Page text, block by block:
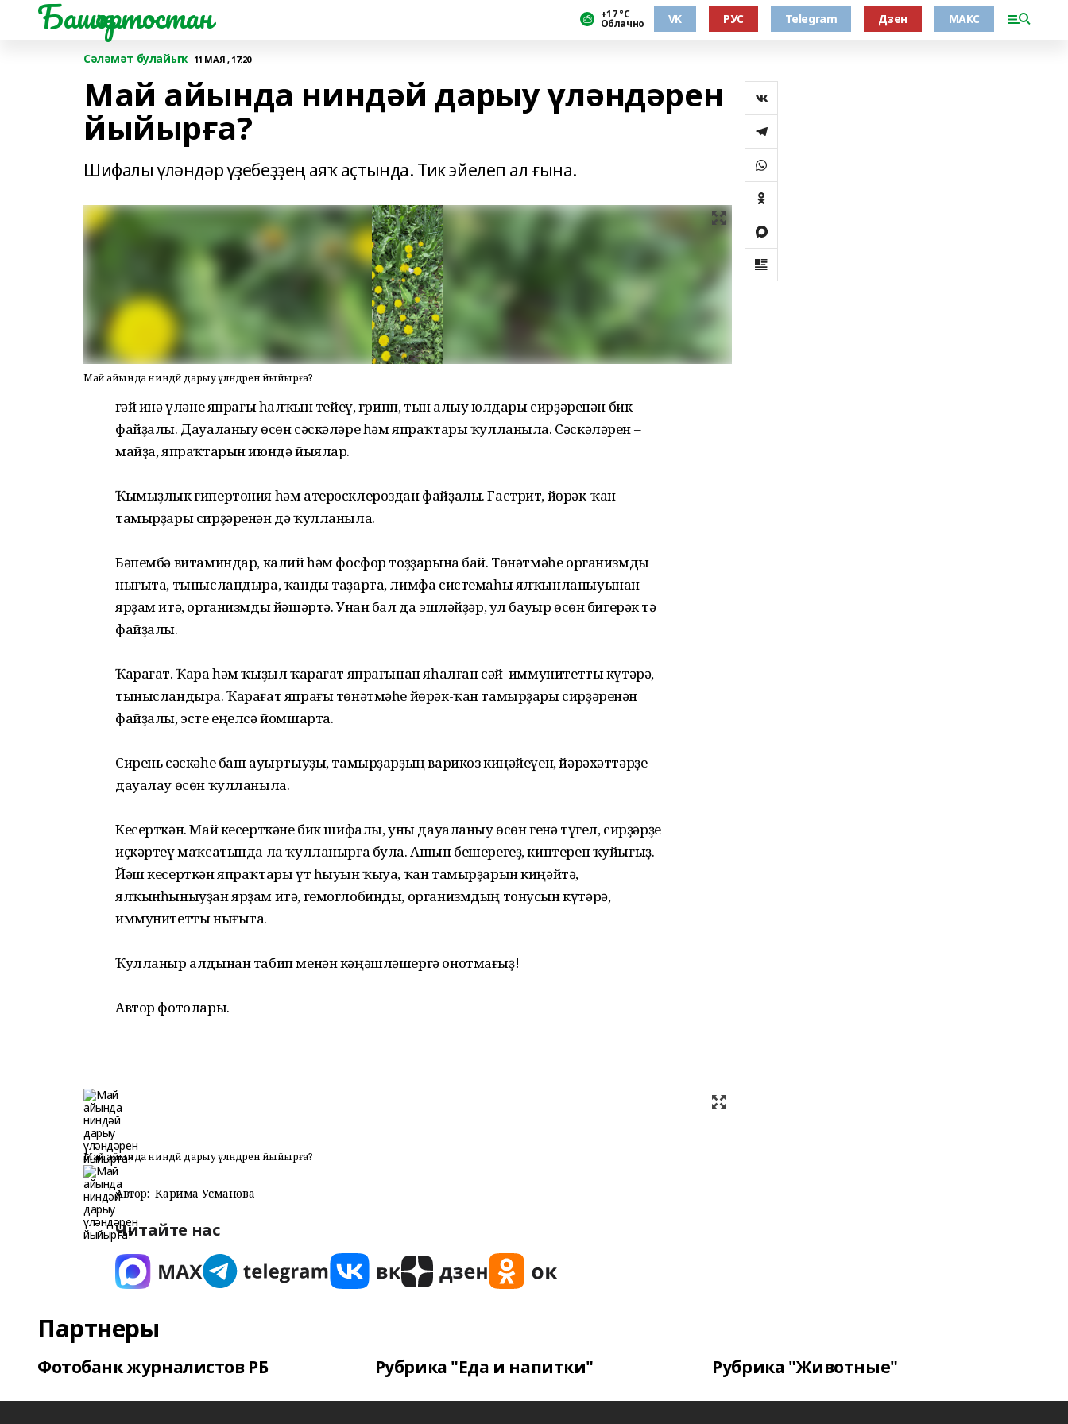
Башҡортостан +17 °С
Облачно VK РУС Telegram Дзен МАКС
Сәләмәт булайыҡ 11 МАЯ , 17:20
Май айында ниндәй дарыу үләндәрен
йыйырға?
Шифалы үләндәр үҙебеҙҙең аяҡ аҫтында. Тик эйелеп ал ғына.
Май айында ниндәй дарыу үләндәрен йыйырға?
Үгәй инә үләне япрағы һалҡын тейеү, грипп, тын алыу юлдары сирҙәренән бик
файҙалы. Дауаланыу өсөн сәскәләре һәм япраҡтары ҡулланыла. Сәскәләрен –
майҙа, япраҡтарын июндә йыялар.
Ҡымыҙлык гипертония һәм атеросклероздан файҙалы. Гастрит, йөрәк-ҡан
тамырҙары сирҙәренән дә ҡулланыла.
Бәпембә витаминдар, калий һәм фосфор тоҙҙарына бай. Төнәтмәһе организмды
нығыта, тынысландыра, ҡанды таҙарта, лимфа системаһы ялҡынланыуынан
ярҙам итә, организмды йәшәртә. Унан бал да эшләйҙәр, ул бауыр өсөн бигерәк тә
файҙалы.
Ҡарағат. Ҡара һәм ҡыҙыл ҡарағат япрағынан яһалған сәй иммунитетты күтәрә,
тынысландыра. Ҡарағат япрағы төнәтмәһе йөрәк-ҡан тамырҙары сирҙәренән
файҙалы, эсте еңелсә йомшарта.
Сирень сәскәһе баш ауыртыуҙы, тамырҙарҙың варикоз киңәйеүен, йәрәхәттәрҙе
дауалау өсөн ҡулланыла.
Кесерткән. Май кесерткәне бик шифалы, уны дауаланыу өсөн генә түгел, сирҙәрҙе
иҫкәртеү маҡсатында ла ҡулланырға була. Ашын бешерегеҙ, киптереп ҡуйығыҙ.
Йәш кесерткән япраҡтары үт һыуын ҡыуа, ҡан тамырҙарын киңәйтә,
ялҡынһыныуҙан ярҙам итә, гемоглобинды, организмдың тонусын күтәрә,
иммунитетты нығыта.
Ҡулланыр алдынан табип менән кәңәшләшергә онотмағыҙ!
Автор фотолары.
Май айында ниндәй дарыу үләндәрен йыйырға?
Автор: Карима Усманова
Читайте нас
Партнеры
Фотобанк журналистов РБ Рубрика "Еда и напитки" Рубрика "Животные"